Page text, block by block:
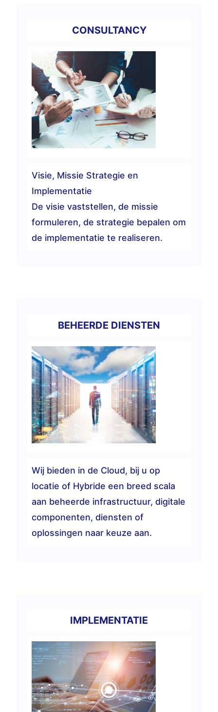
CONSULTANCY
Visie, Missie Strategie en
Implementatie
De visie vaststellen, de missie
formuleren, de strategie bepalen om
de implementatie te realiseren.
BEHEERDE DIENSTEN
Wij bieden in de Cloud, bij u op
locatie of Hybride een breed scala
aan beheerde infrastructuur, digitale
componenten, diensten of
oplossingen naar keuze aan.
IMPLEMENTATIE